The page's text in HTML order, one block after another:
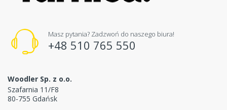
Masz pytania? Zadzwoń do naszego biura!
+48 510 765 550
Woodler Sp. z o.o.
Szafarnia 11/F8
80-755 Gdańsk